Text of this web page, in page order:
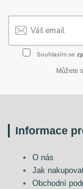
Souhlasím se
Můžete
Informace
O nás
Jak
Obchodní